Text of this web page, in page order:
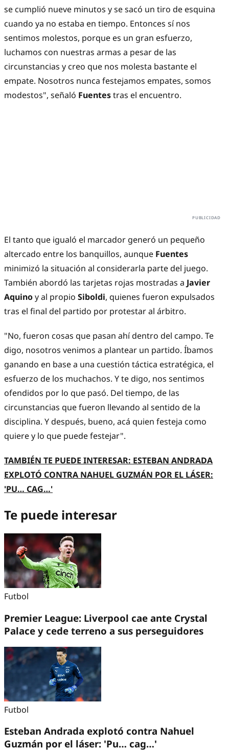
se cumplió nueve minutos y se sacó un tiro de esquina
cuando ya no estaba en tiempo. Entonces sí nos
sentimos molestos, porque es un gran esfuerzo,
luchamos con nuestras armas a pesar de las
circunstancias y creo que nos molesta bastante el
empate. Nosotros nunca festejamos empates, somos
modestos", señaló Fuentestras el encuentro.
El tanto que igualó el marcador generó un pequeño
altercado entre los banquillos, aunque Fuentes
minimizó la situación al considerarla parte del juego.
También abordó las tarjetas rojas mostradas a Javier
Aquinoy al propio Siboldi, quienes fueron expulsados
tras el final del partido por protestar al árbitro.
"No, fueron cosas que pasan ahí dentro del campo. Te
digo, nosotros venimos a plantear un partido. Íbamos
ganando en base a una cuestión táctica estratégica, el
esfuerzo de los muchachos. Y te digo, nos sentimos
ofendidos por lo que pasó. Del tiempo, de las
circunstancias que fueron llevando al sentido de la
disciplina. Y después, bueno, acá quien festeja como
quiere y lo que puede festejar".
TAMBIÉN TE PUEDE INTERESAR: ESTEBAN ANDRADA
EXPLOTÓ CONTRA NAHUEL GUZMÁN POR EL LÁSER:
'PU… CAG…'
Te puede interesar
Futbol
Premier League: Liverpool cae ante Crystal
Palace y cede terreno a sus perseguidores
Futbol
Esteban Andrada explotó contra Nahuel
Guzmán por el láser: 'Pu… cag…'